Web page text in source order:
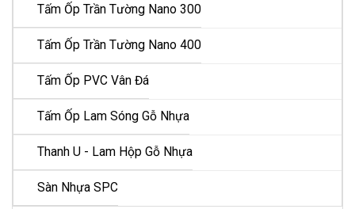
Tấm Ốp Trần Tường Nano 300
Tấm Ốp Trần Tường Nano 400
Tấm Ốp PVC Vân Đá
Tấm Ốp Lam Sóng Gỗ Nhựa
Thanh U - Lam Hộp Gỗ Nhựa
Sàn Nhựa SPC